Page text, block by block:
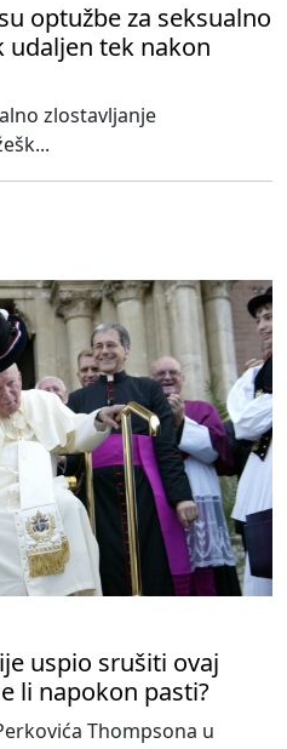
optužbe za seksualno
udaljen tek nakon
zlostavljanje
uspio srušiti ovaj
li napokon pasti?
Thompsona u